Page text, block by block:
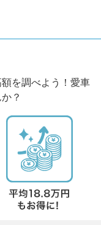
を調べよう！愛車
？